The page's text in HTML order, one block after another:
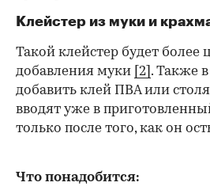
Клейстер из муки и
Такой клейстер будет более
добавления муки [2] . Также
добавить клей ПВА или
вводят уже в
только после того, как он
Что понадобится: